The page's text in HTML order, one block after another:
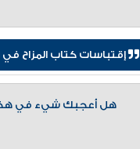
إقتباسات كتاب المزاح في
هل أعجبك شيء في هذا